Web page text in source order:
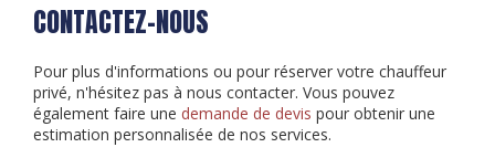
CONTACTEZ-NOUS
Pour plus d'informations ou pour réserver votre chauffeur
privé, n'hésitez pas à nous contacter. Vous pouvez
également faire une demande de devis pour obtenir une
estimation personnalisée de nos services.